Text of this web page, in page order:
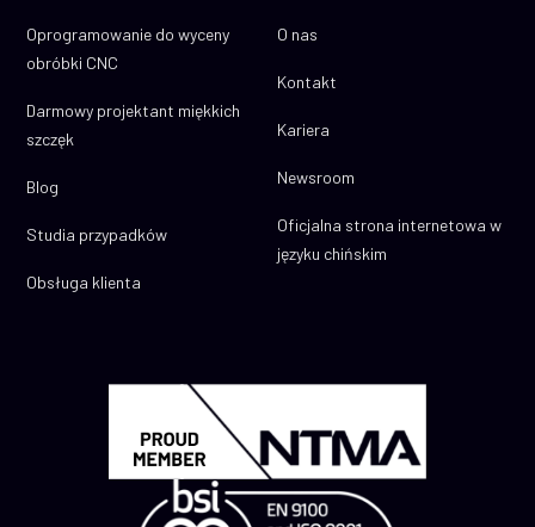
Oprogramowanie do wyceny
obróbki CNC
Darmowy projektant miękkich
szczęk
Blog
Studia przypadków
Obsługa klienta
O nas
Kontakt
Kariera
Newsroom
Oficjalna strona internetowa w
języku chińskim